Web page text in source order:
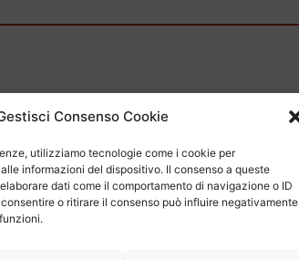
Consenso Cookie
utilizziamo tecnologie come i cookie per
informazioni del dispositivo. Il consenso a queste
dati come il comportamento di navigazione o ID
o ritirare il consenso può influire negativamente